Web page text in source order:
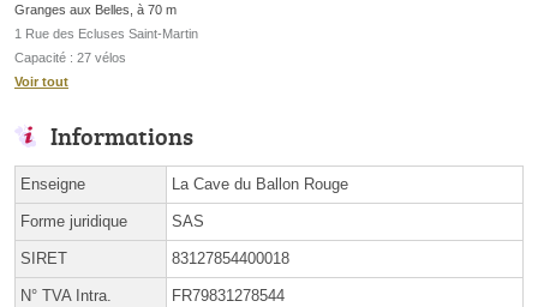
Granges aux Belles, à 70 m
1 Rue des Ecluses Saint-Martin
Capacité : 27 vélos
Voir tout
Informations
Enseigne La Cave du Ballon Rouge
Forme juridique SAS
SIRET 83127854400018
N° TVA Intra. FR79831278544